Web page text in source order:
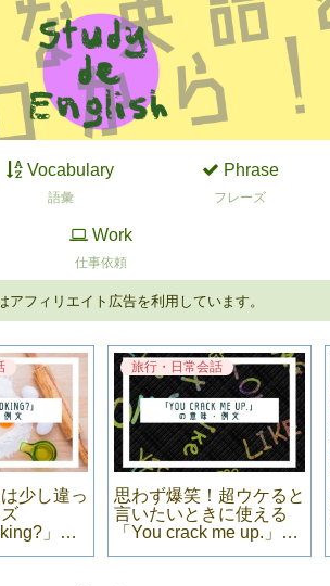
Vocabulary
語彙
Phrase
フレーズ
Work
仕事依頼
アフィリエイト広告を利用しています。
少し違っ
」の
旅行・日常会話
思わず爆笑！超ウケると
言いたいときに使える
「You crack me up.」の